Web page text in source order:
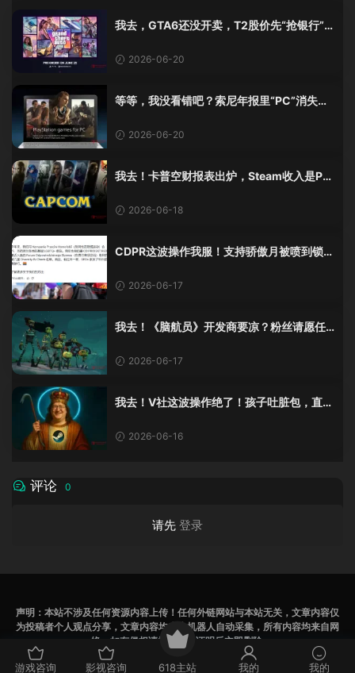
我去，GTA6还没开卖，T2股价先“抢银行”
2026-06-20
等等，我没看错吧？索尼年报里“PC”消失
2026-06-20
我去！卡普空财报表出炉，Steam收入是PS
2026-06-18
CDPR这波操作我服！支持骄傲月被喷到锁
2026-06-17
我去！《脑航员》开发商要凉？粉丝请愿任
2026-06-17
我去！V社这波操作绝了！孩子吐脏包，直接
2026-06-16
评论 0
请先 登录
声明：本站不涉及任何资源内容上传！任何外链网站与本站无关，文章内容仅
为投稿者个人观点分享，文章内容均来为机器人自动采集，所有内容均来自网
络，如有侵权请提供相关证明后立即删除
游戏咨询 影视咨询 618主站 我的 我的